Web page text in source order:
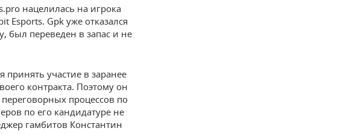
нацелилась на игрока
Gpk уже отказался
переведен в запас и не
участие в заранее
контракта. Поэтому он
процессов по
по его кандидатуре не
гамбитов Константин